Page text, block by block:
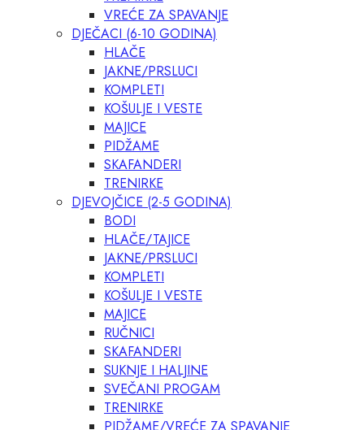
VREĆE ZA SPAVANJE
DJEČACI (6-10 GODINA)
HLAČE
JAKNE/PRSLUCI
KOMPLETI
KOŠULJE I VESTE
MAJICE
PIDŽAME
SKAFANDERI
TRENIRKE
DJEVOJČICE (2-5 GODINA)
BODI
HLAČE/TAJICE
JAKNE/PRSLUCI
KOMPLETI
KOŠULJE I VESTE
MAJICE
RUČNICI
SKAFANDERI
SUKNJE I HALJINE
SVEČANI PROGAM
TRENIRKE